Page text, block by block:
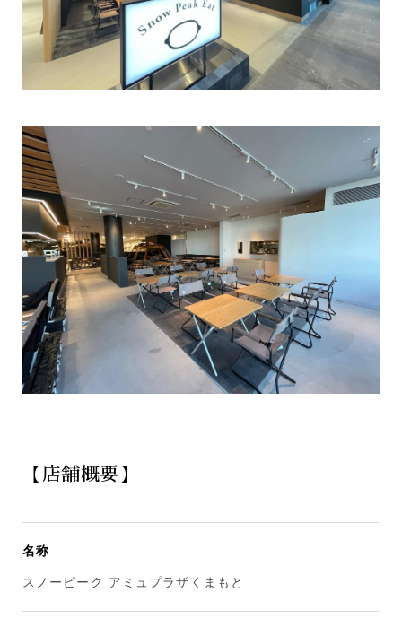
【店舗概要】
名称
スノーピーク アミュプラザくまもと